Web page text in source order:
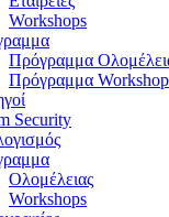
Workshops
Πρόγραμμα
Πρόγραμμα
Security
Ολομέλειας
Workshops